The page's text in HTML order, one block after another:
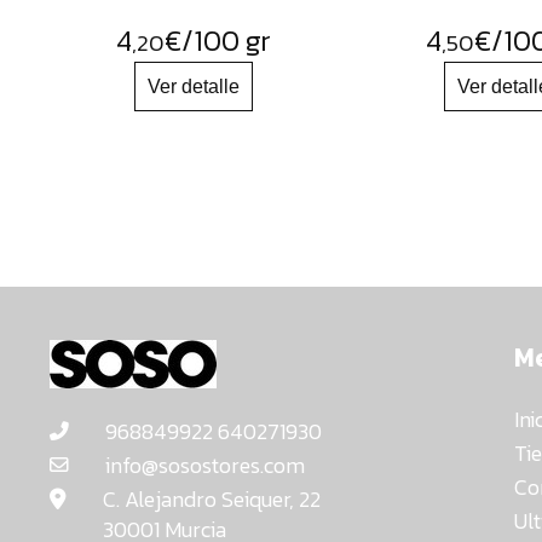
4,20€/100 gr 4,50€/
968849922 640271930
info@sosostores.com
C. Alejandro Seiquer, 22
30001 Murcia